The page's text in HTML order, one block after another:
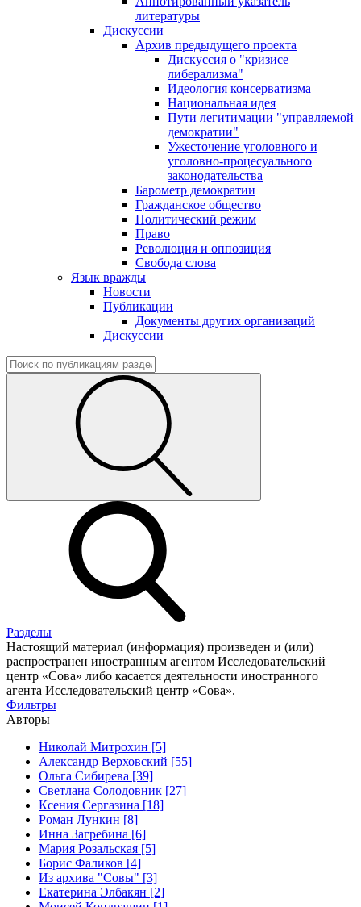
литературы
Дискуссии
Архив предыдущего проекта
Дискуссия о "кризисе
либерализма"
Идеология консерватизма
Национальная идея
Пути легитимации "управляемой
демократии"
Ужесточение уголовного и
уголовно-процесуального
законодательства
Барометр демократии
Гражданское общество
Политический режим
Право
Революция и оппозиция
Свобода слова
Язык вражды
Новости
Публикации
Документы других организаций
Дискуссии
Разделы
Настоящий материал (информация) произведен и (или)
распространен иностранным агентом Исследовательский
центр «Сова» либо касается деятельности иностранного
агента Исследовательский центр «Сова».
Фильтры
Авторы
Николай Митрохин [5]
Александр Верховский [55]
Ольга Сибирева [39]
Светлана Солодовник [27]
Ксения Сергазина [18]
Роман Лункин [8]
Инна Загребина [6]
Мария Розальская [5]
Борис Фаликов [4]
Из архива "Совы" [3]
Екатерина Элбакян [2]